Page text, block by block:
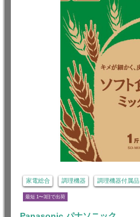
家電総合 調理機器 調理機器付属品
最短 1〜3日で出荷